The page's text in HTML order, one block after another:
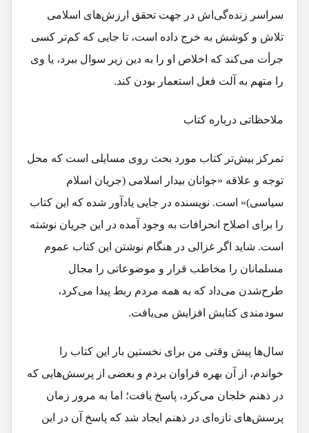
سراسر زنده‌گی‌اش در جهت تحقق ارزش‌های اسلامی
تلاش و کوشش به خرج داده است، تا جایی که کم‌تر کسی
جرأت می‌کند که اخلاص او را به دین زیر سوال ببرد، یا وی
را متهم به آلت فعل استعمار بودن کند.
ملاحظاتی درباره کتاب
تمرکز بیش‌تر کتاب مورد بحث روی مسایلی است که محل
توجه و علاقه «جوانان بیدار اسلامی (جریان اسلام
سیاسی)» است. نویسنده در جایی یاد‌آور شده که این کتاب
را برای اصلاح انحرافات به وجود آمده در این جریان نوشته
است. شاید اگر غزالی در هنگام نوشتن این کتاب عموم
مسلمانان را مخاطب قرار و موضوعاتی را مجال
طرح‌شدن می‌داد که به همه مردم ربط پیدا می‌کرد،
سودمندی کتابش افزایش می‌یافت.
سال‌ها پیش وقتی من برای نخستین بار این کتاب را
خواندم، از آن بهره فراوان بردم و بعضی از پرسش‌هایی که
در ذهنم خلجان می‌کرد، پاسخ یافت؛ اما به مرور زمان
پرسش‌های تازه‌ای در ذهنم ایجاد شد که پاسخ آن در این